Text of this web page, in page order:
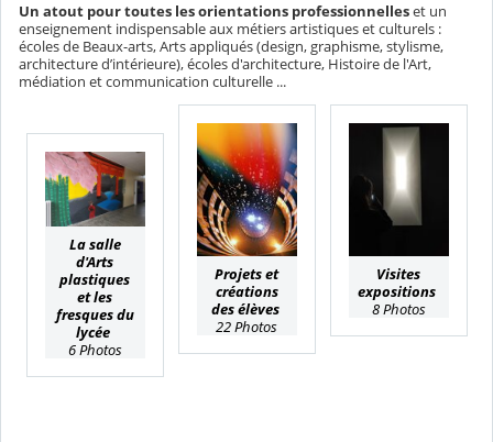
Un atout pour toutes les orientations professionnelleset un
enseignement indispensable aux métiers artistiques et culturels :
écoles de Beaux-arts, Arts appliqués (design, graphisme, stylisme,
architecture d’intérieure), écoles d'architecture, Histoire de l'Art,
médiation et communication culturelle ...
La salle
d'Arts
plastiques
et les
fresques du
lycée
6 Photos
Projets et
créations
des élèves
22 Photos
Visites
expositions
8 Photos